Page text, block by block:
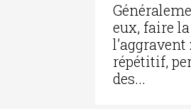
eux, faire
répétitif,
des...